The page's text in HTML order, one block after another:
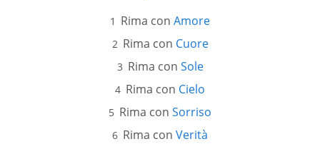
Rima con Amore
Rima con Cuore
Rima con Sole
Rima con Cielo
Rima con Sorriso
Rima con Verità